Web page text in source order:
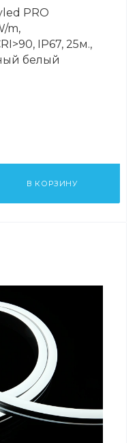
PRO
m,
IP67, 25м.,
белый
В КОРЗИНУ